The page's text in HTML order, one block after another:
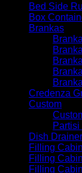
Bed Side
Box
Brankas
Credenza
Custom
Partisi
Dish Drainer
Filling
Filling
Filling